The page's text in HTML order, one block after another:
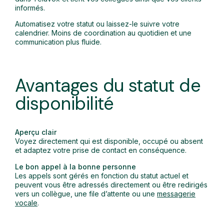
informés.
Automatisez votre statut ou laissez-le suivre votre
calendrier. Moins de coordination au quotidien et une
communication plus fluide.
Avantages du statut de
disponibilité
Aperçu clair
Voyez directement qui est disponible, occupé ou absent
et adaptez votre prise de contact en conséquence.
Le bon appel à la bonne personne
Les appels sont gérés en fonction du statut actuel et
peuvent vous être adressés directement ou être redirigés
vers un collègue, une file d’attente ou une messagerie
vocale.